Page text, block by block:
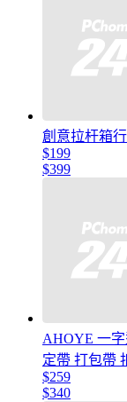
創意拉杆箱
$199
$399
AHOYE 一
定帶 打包帶
$259
$340